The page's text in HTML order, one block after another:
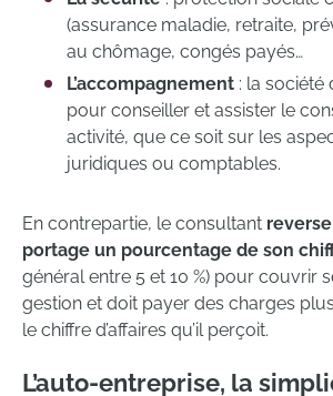
(assurance maladie, retraite,
au chômage, congés payés…
L’accompagnement : la société
pour conseiller et assister le
activité, que ce soit sur les
juridiques ou comptables.
En contrepartie, le consultant
portage un pourcentage de son
général entre 5 et 10 %) pour couvrir
gestion et doit payer des charges
le chiffre d’affaires qu’il perçoit.
L’auto-entreprise, la